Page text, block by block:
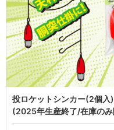
投ロケットシンカー(2個
(2025年生産終了/在庫のみ